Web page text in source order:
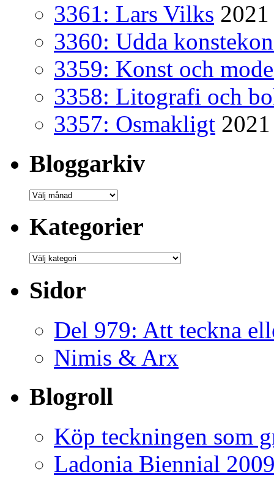
3361: Lars Vilks
3360: Udda
3359: Konst och
3358: Litografi och
3357: Osmakligt
Bloggarkiv
Bloggarkiv
Kategorier
Kategorier
Sidor
Del 979: Att teckna
Nimis & Arx
Blogroll
Köp teckningen som
Ladonia Biennial